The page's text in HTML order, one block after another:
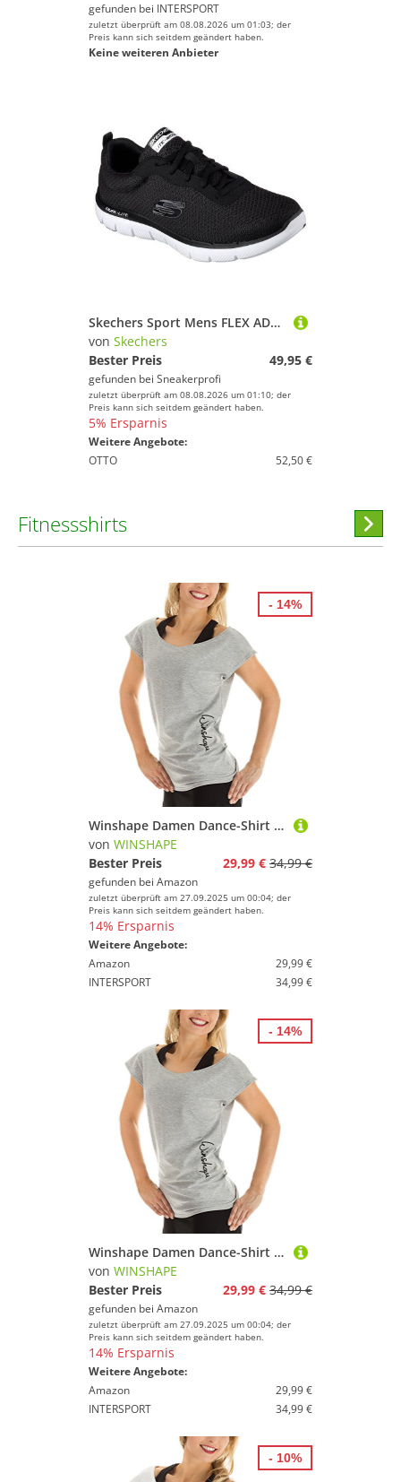
gefunden bei INTERSPORT
zuletzt überprüft am 08.08.2026 um 01:03; der
Preis kann sich seitdem geändert haben.
Keine weiteren Anbieter
Skechers Sport Mens FLEX ADVANTAGE 2.0 DAYSHOW Sneakers Herren Schuhe Schwarz
von Skechers
Bester Preis
49,95 €
gefunden bei Sneakerprofi
zuletzt überprüft am 08.08.2026 um 01:10; der
Preis kann sich seitdem geändert haben.
5% Ersparnis
Weitere Angebote:
OTTO
52,50 €
Fitnessshirts
Winshape Damen Dance-Shirt WTR12 Freizeit Fitness Workout
von WINSHAPE
Bester Preis
29,99 € 34,99 €
gefunden bei Amazon
zuletzt überprüft am 27.09.2025 um 00:04; der
Preis kann sich seitdem geändert haben.
14% Ersparnis
Weitere Angebote:
Amazon
29,99 €
INTERSPORT
34,99 €
- 14%
Winshape Damen Dance-Shirt WTR12 Freizeit Fitness Workout T, Grey-Melange, XL
von WINSHAPE
Bester Preis
29,99 € 34,99 €
gefunden bei Amazon
zuletzt überprüft am 27.09.2025 um 00:04; der
Preis kann sich seitdem geändert haben.
14% Ersparnis
Weitere Angebote:
Amazon
29,99 €
INTERSPORT
34,99 €
- 14%
- 10%